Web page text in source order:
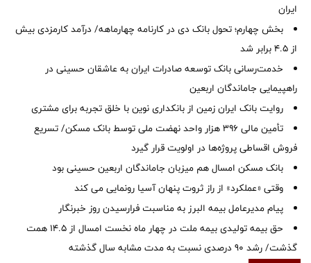
ایران
بخش چهارم؛ تحول بانک دی در کارنامه چهارماهه/ درآمد کارمزدی بیش
از ۴.۵ برابر شد
خدمت‌رسانی بانک توسعه صادرات ایران به عاشقان حسینی در
راهپیمایی جاماندگان اربعین
روایت بانک ایران زمین از بانکداری نوین با خلق تجربه برای مشتری
تأمین مالی ۳۹۶ هزار واحد نهضت ملی توسط بانک مسکن/ تسریع
فروش اقساطی پروژه‌ها در اولویت قرار گیرد
بانک مسکن امسال هم میزبان جاماندگان اربعین حسینی بود
وقتی «عملکرد» از راز ثروت پنهان آسیا رونمایی می کند
پیام مدیرعامل بیمه البرز به مناسبت فرارسیدن روز خبرنگار
حق بیمه تولیدی بیمه ملت در چهار ماه نخست امسال از 14.5 همت
گذشت/ رشد 90 درصدی نسبت به مدت مشابه سال گذشته